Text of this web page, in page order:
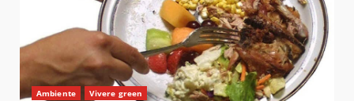
Ambiente Vivere green